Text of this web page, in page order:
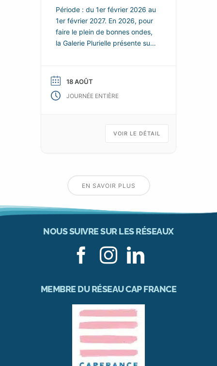
Période : du 1er février 2026 au
1er février 2027. En 2026, pour
faire le plein de bonnes ondes,
la Galerie Plurielle présente sur
enjouées et colorées, dans
lesquelles les nouvelles œuvres
de ses talentueux artistes
animés d’un kaléidoscope d’art
18 AOÛT
JOURNÉE ENTIÈRE
VOIR LE DÉTAIL
EN SAVOIR PLUS
NOUS SUIVRE SUR LES RÉSEAUX
MEMBRE DU RÉSEAU CAP FRANCE